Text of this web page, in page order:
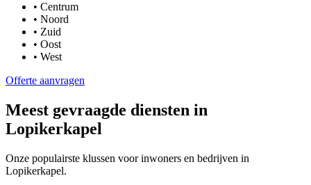
• Centrum
• Noord
• Zuid
• Oost
• West
Offerte aanvragen
Meest gevraagde diensten in
Lopikerkapel
Onze populairste klussen voor inwoners en bedrijven in
Lopikerkapel.